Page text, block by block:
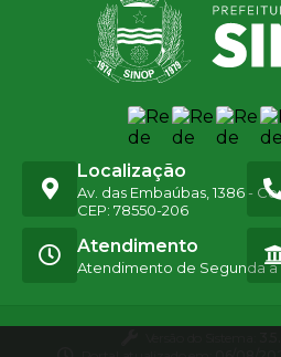
Localização
Av. das Embaúbas, 1386 -
CEP: 78550-206
Atendimento
Atendimento de Segunda a